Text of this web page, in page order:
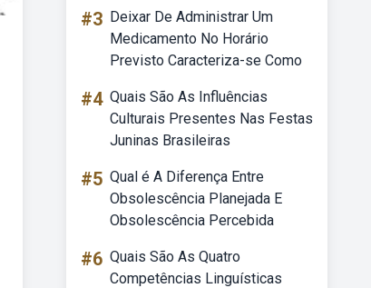
#3 Deixar De Administrar Um
Medicamento No Horário
Previsto Caracteriza-se Como
#4 Quais São As Influências
Culturais Presentes Nas Festas
Juninas Brasileiras
#5 Qual é A Diferença Entre
Obsolescência Planejada E
Obsolescência Percebida
#6 Quais São As Quatro
Competências Linguísticas